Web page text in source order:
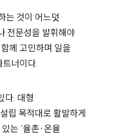
는 것이 어느덧
전문성을 발휘해야
께 고민하며 일을
너이다.
다. 대형
립 목적대로 활발하게
는 ‘율촌∙온율